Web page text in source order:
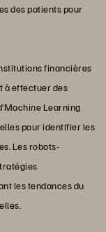
des patients pour
financières
à effectuer des
Learning
pour identifier les
Les robots-
les tendances du